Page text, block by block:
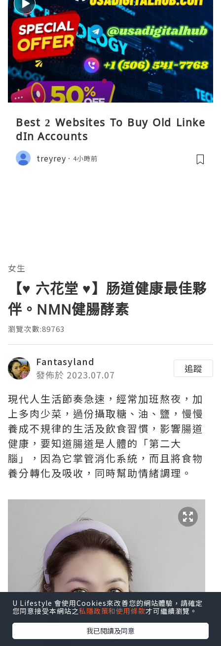
Best 2 Websites To Buy Old Linke
dIn Accounts
treyrey 4小時前
女生
【♥ 六花堂 ♥】肠道健康最佳夥
伴。NMN健腸酵素
瀏覽次數:89763
Fantasyland
發佈於 2023.07.07
追蹤
現代人生活節奏急速，經常加班熬夜，加
上多肉少菜，過份攝取糖、油、鹽，慢慢
養成不規律的生活及飲食習慣，影響腸道
健康，要知道腸道是人體的「第二大
腦」，因為它掌管消化系統，而且將食物
養分轉化及吸收，同時幫助情緒調理。
U Lifestyle 會使用Cookies來改善您的網站體驗，請確定
您同意接受本網站之私隱政策和使用條款才可繼續瀏覽。
我已閱讀及同意